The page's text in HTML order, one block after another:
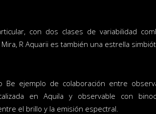
con dos clases de variabilidad
R Aquarii es también una estrella
Be ejemplo de colaboración entre
en Aquila y observable con
el brillo y la emisión espectral.